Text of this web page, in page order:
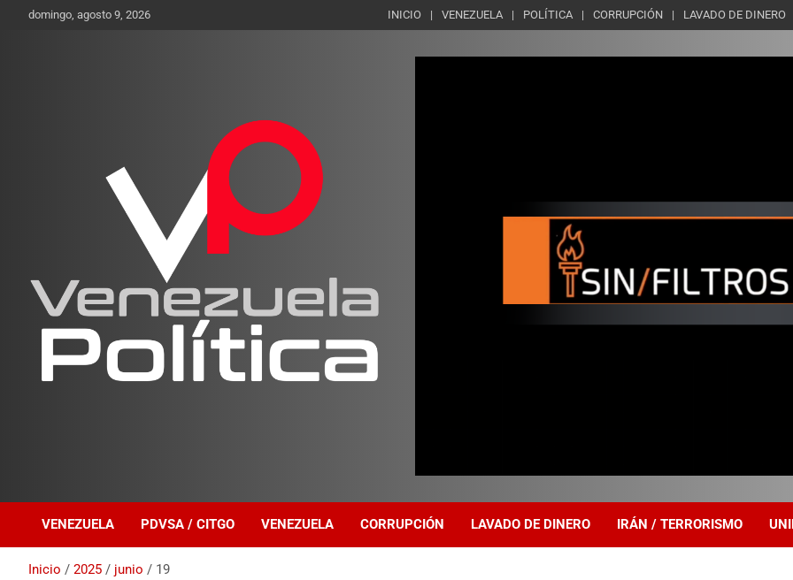
Saltardomingo, agosto 9, 2026 INICIO VENEZUELA POLÍTICA CORRUPCIÓN LAVADO DE DINERO
VENEZUELA PDVSA / CITGO VENEZUELA CORRUPCIÓN LAVADO DE DINERO IRÁN / TERRORISMO
Inicio 2025 junio 19